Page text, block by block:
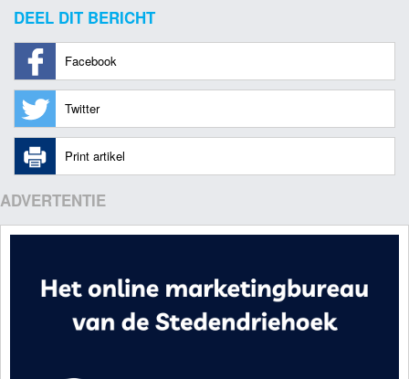
DEEL DIT BERICHT
Facebook
Twitter
Print artikel
ADVERTENTIE